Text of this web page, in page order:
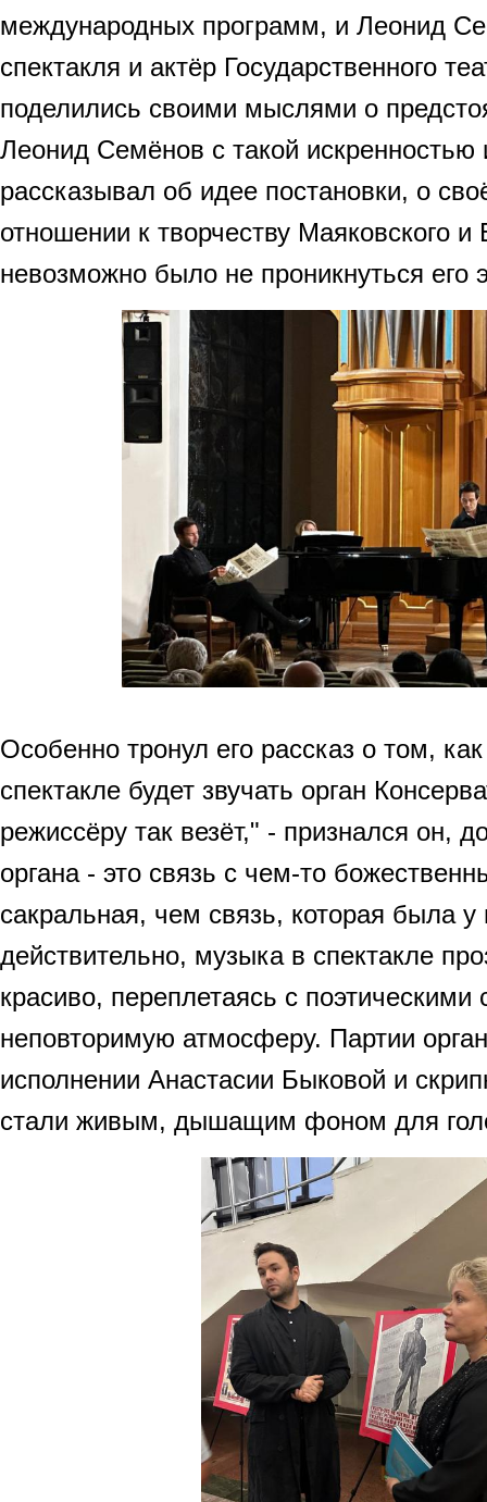
международных программ, и Леонид
спектакля и актёр Государственного
поделились своими мыслями о
Леонид Семёнов с такой искренностью
рассказывал об идее постановки, о
отношении к творчеству Маяковского и
невозможно было не проникнуться его
Особенно тронул его рассказ о том,
спектакле будет звучать орган
режиссёру так везёт," - признался он,
органа - это связь с чем-то
сакральная, чем связь, которая была
действительно, музыка в спектакле
красиво, переплетаясь с поэтическими
неповторимую атмосферу. Партии
исполнении Анастасии Быковой и
стали живым, дышащим фоном для